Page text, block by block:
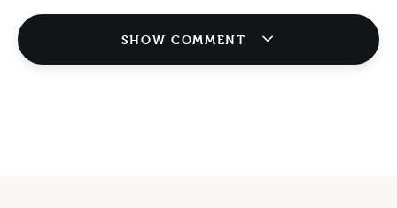
SHOW COMMENT